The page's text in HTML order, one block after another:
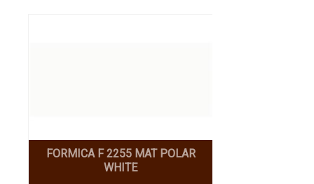
FORMICA F 2255 MAT POLAR
WHITE